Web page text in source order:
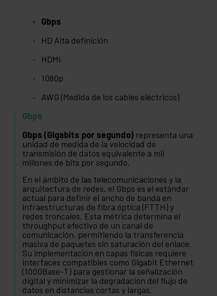
Gbps
HD Alta definición
HDMI
1080p
AWG (Medida de los cables eléctricos)
Gbps
Gbps (Gigabits por segundo) representa una
unidad de medida de la velocidad de
transmisión de datos equivalente a mil
millones de bits por segundo.
En el ámbito de las telecomunicaciones y la
arquitectura de redes, el Gbps es el estándar
actual para definir el ancho de banda en
infraestructuras de fibra óptica (FTTH) y
redes troncales. Esta métrica determina el
throughput efectivo de un canal de
comunicación, permitiendo la transferencia
masiva de paquetes sin saturación del enlace.
Su implementación en capas físicas requiere
interfaces compatibles como Gigabit Ethernet
(1000Base-T) para gestionar la señalización
digital y minimizar la degradación del flujo de
datos en distancias cortas y largas.